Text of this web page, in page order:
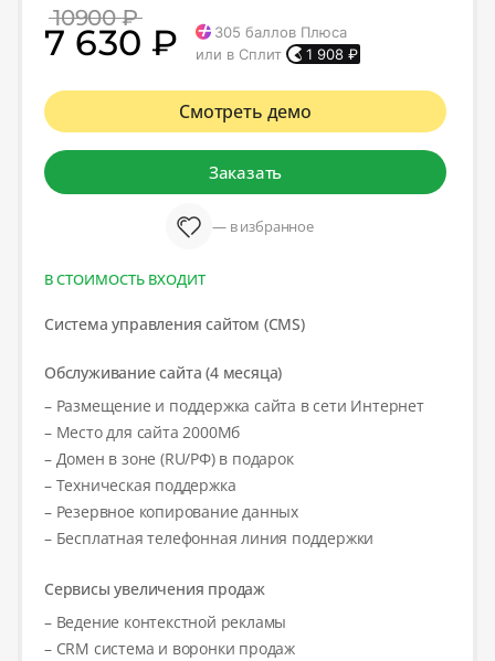
10900 ₽
7 630 ₽ 305 баллов Плюса
или в Сплит
1 908 ₽
Смотреть демо
Заказать
— в избранное
В СТОИМОСТЬ ВХОДИТ
Система управления сайтом (CMS)
Обслуживание сайта (4 месяца)
– Размещение и поддержка сайта в сети Интернет
– Место для сайта 2000Мб
– Домен в зоне (RU/РФ) в подарок
– Техническая поддержка
– Резервное копирование данных
– Бесплатная телефонная линия поддержки
Сервисы увеличения продаж
– Ведение контекстной рекламы
– CRM система и воронки продаж